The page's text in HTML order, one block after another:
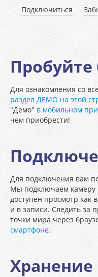
Подключиться
Пробуйте
Для ознакомления со
раздел ДЕМО на этой
"Демо" в мобильном
чем приобрести!
Для подключения вам
Мы подключаем камеру
доступен просмотр как
и в записи. Следить за
точки мира через
смартфоне.
Хранение